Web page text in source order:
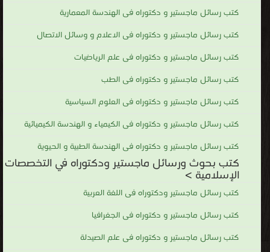
كتب رسائل ماجستير و دكتوراه فى الهندسة المعمارية
كتب رسائل ماجستير و دكتوراه فى الاعلام و وسائل الاتصال
كتب رسائل ماجستير و دكتوراه فى علم الرياضيات
كتب رسائل ماجستير و دكتوراه فى الطب
كتب رسائل ماجستير و دكتوراه فى العلوم السياسية
كتب رسائل ماجستير و دكتوراه فى الكيمياء و الهندسة الكيميائية
كتب رسائل ماجستير و دكتوراه فى الهندسة الطبية و الحيوية
كتب بحوث ورسائل ماجستير ودكتوراه في التخصصات
الإسلامية >
كتب رسائل ماجستير ودكتوراه فى اللغة العربية
كتب رسائل ماجستير و دكتوراه فى الجغرافيا
كتب رسائل ماجستير و دكتوراه فى علم الصيدلة